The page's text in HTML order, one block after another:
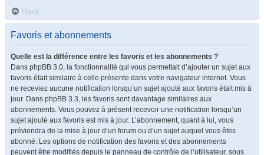
Haut
Favoris et abonnements
Quelle est la différence entre les favoris et les abonnements ?
Dans phpBB 3.0, la fonctionnalité qui vous permettait d’ajouter un sujet aux
favoris était similaire à celle présente dans votre navigateur internet. Vous
ne receviez aucune notification lorsqu’un sujet ajouté aux favoris était mis à
jour. Dans phpBB 3.3, les favoris sont davantage similaires aux
abonnements. Vous pouvez à présent recevoir une notification lorsqu’un
sujet ajouté aux favoris est mis à jour. L’abonnement, quant à lui, vous
préviendra de la mise à jour d’un forum ou d’un sujet auquel vous êtes
abonné. Les options de notification des favoris et des abonnements
peuvent être modifiés depuis le panneau de contrôle de l’utilisateur, sous